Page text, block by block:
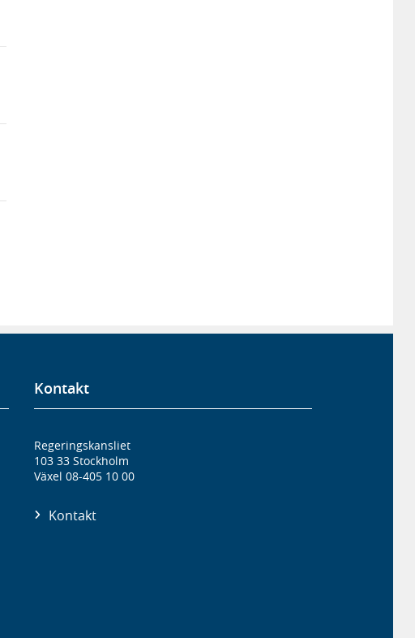
Kontakt
Regeringskansliet
103 33 Stockholm
Växel 08-405 10 00
Kontakt